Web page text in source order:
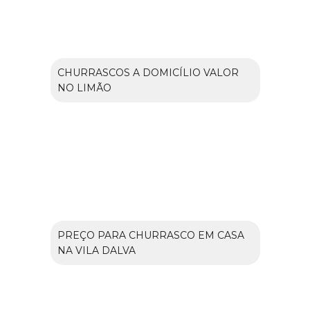
CHURRASCOS A DOMICÍLIO VALOR
NO LIMÃO
PREÇO PARA CHURRASCO EM CASA
NA VILA DALVA